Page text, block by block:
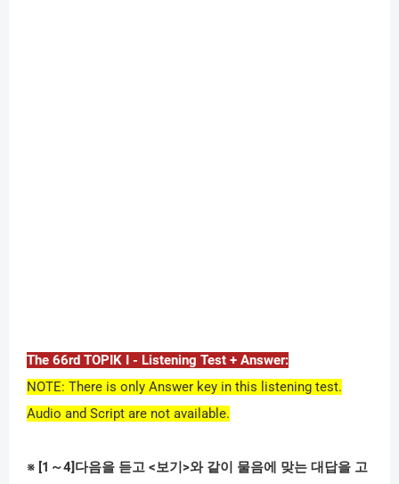
The 66rd TOPIK I - Listening Test + Answer:
NOTE: There is only Answer key in this listening test.
Audio and Script are not available.
※ [1 ～4]다음을 듣고 <보기>와 같이 물음에 맞는 대답을 고